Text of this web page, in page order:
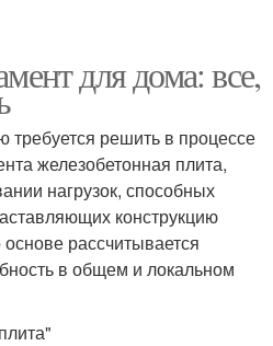
для дома: все,
требуется решить в процессе
железобетонная плита,
нагрузок, способных
конструкцию
рассчитывается
в общем и локальном